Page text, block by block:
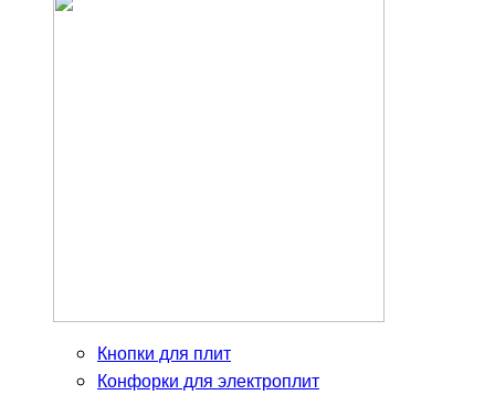
Кнопки для плит
Конфорки для электроплит